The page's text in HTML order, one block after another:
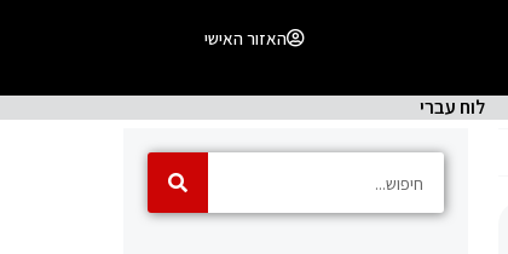
האזור האישי
לוח עברי